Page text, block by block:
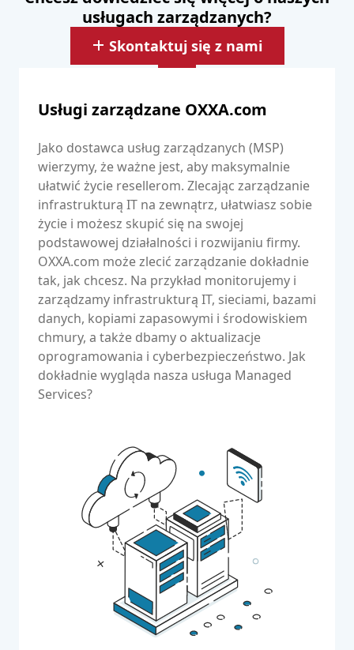
usługach zarządzanych?
Skontaktuj się z nami
Usługi zarządzane OXXA.com
Jako dostawca usług zarządzanych (MSP)
wierzymy, że ważne jest, aby maksymalnie
ułatwić życie resellerom. Zlecając zarządzanie
infrastrukturą IT na zewnątrz, ułatwiasz sobie
życie i możesz skupić się na swojej
podstawowej działalności i rozwijaniu firmy.
OXXA.com może zlecić zarządzanie dokładnie
tak, jak chcesz. Na przykład monitorujemy i
zarządzamy infrastrukturą IT, sieciami, bazami
danych, kopiami zapasowymi i środowiskiem
chmury, a także dbamy o aktualizacje
oprogramowania i cyberbezpieczeństwo. Jak
dokładnie wygląda nasza usługa Managed
Services?